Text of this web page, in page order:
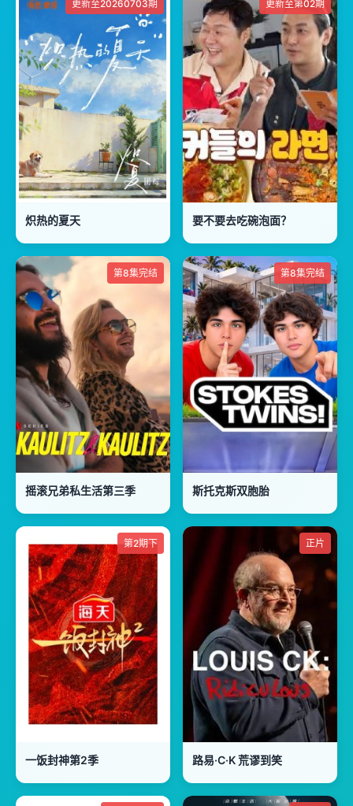
更新至20260703期
炽热的夏天
更新至第02期
要不要去吃碗泡面？
第8集完结
摇滚兄弟私生活第三季
第8集完结
斯托克斯双胞胎
第2期下
一饭封神第2季
正片
路易·C·K 荒谬到笑